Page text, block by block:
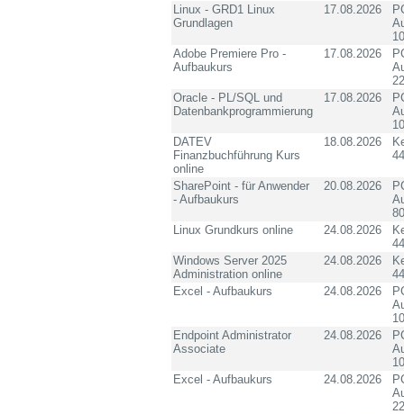
Linux - GRD1 Linux
Grundlagen
17.08.2026
Adobe Premiere Pro -
Aufbaukurs
17.08.2026
Oracle - PL/SQL und
Datenbankprogrammierung
17.08.2026
DATEV
Finanzbuchführung Kurs
online
18.08.2026
SharePoint - für Anwender
- Aufbaukurs
20.08.2026
Linux Grundkurs online
24.08.2026
Windows Server 2025
Administration online
24.08.2026
Excel - Aufbaukurs
24.08.2026
Endpoint Administrator
Associate
24.08.2026
Excel - Aufbaukurs
24.08.2026